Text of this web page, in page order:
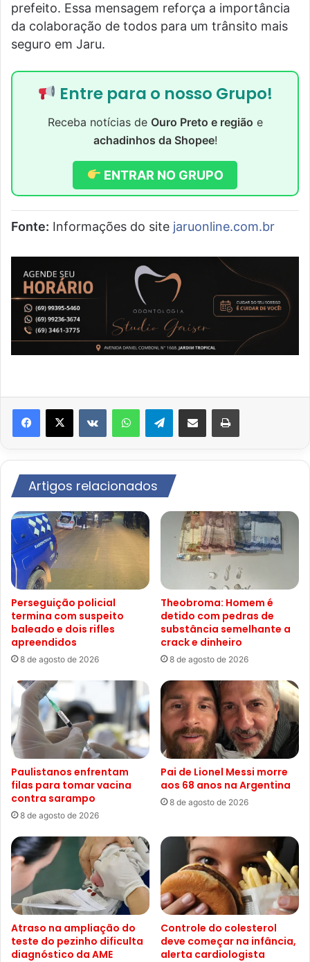
prefeito. Essa mensagem reforça a importância
da colaboração de todos para um trânsito mais
seguro em Jaru.
Entre para o nosso Grupo!
Receba notícias de Ouro Preto e região e
achadinhos da Shopee!
ENTRAR NO GRUPO
Fonte: Informações do site jaruonline.com.br
VK WhatsAppTelegramCompartilhar via e-mail Imprimir
Artigos relacionados
Perseguição policial
termina com suspeito
baleado e dois rifles
apreendidos
8 de agosto de 2026
Theobroma: Homem é
detido com pedras de
substância semelhante a
crack e dinheiro
8 de agosto de 2026
Paulistanos enfrentam
filas para tomar vacina
contra sarampo
8 de agosto de 2026
Pai de Lionel Messi morre
aos 68 anos na Argentina
8 de agosto de 2026
Atraso na ampliação do
teste do pezinho dificulta
diagnóstico da AME
Controle do colesterol
deve começar na infância,
alerta cardiologista